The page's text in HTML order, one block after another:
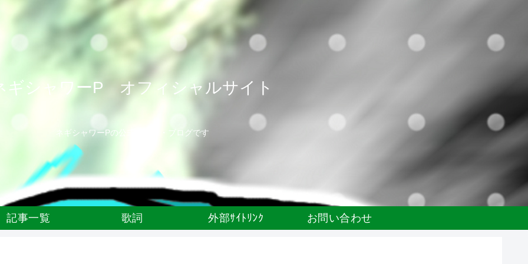
ギシャワーP オフィシャルサイト
ネギシャワーPの公式サイト・ブログです
記事一覧 歌詞 外部ｻｲﾄﾘﾝｸ お問い合わせ